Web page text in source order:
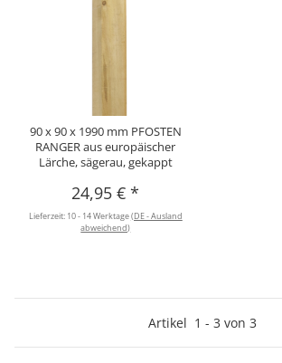
90 x 90 x 1990 mm PFOSTEN
RANGER aus europäischer
Lärche, sägerau, gekappt
24,95 €*
Lieferzeit: 10 - 14 Werktage(DE - Ausland
abweichend)
Artikel 1 - 3 von 3